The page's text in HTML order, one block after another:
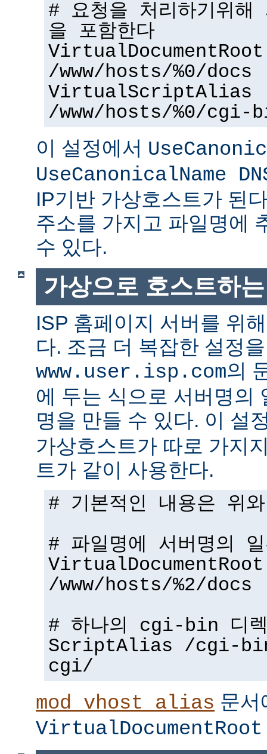
# 요청을 처리하기위해
을 포함한다
VirtualDocumentRoot
/www/hosts/%0/docs
VirtualScriptAlias
/www/hosts/%0/cgi-
이 설정에서
UseCanonicalName
IP기반 가상호스트가 된
주소를 가지고 파일명에
수 있다.
가상으로 호스트하
ISP 홈페이지 서버를 위
다. 조금 더 복잡한 설정
www.user.isp.com의
에 두는 식으로 서버명의
명을 만들 수 있다. 이 설
가상호스트가 따로 가지
트가 같이 사용한다.
# 기본적인 내용은 위
# 파일명에 서버명의
VirtualDocumentRoot
/www/hosts/%2/docs
# 하나의 cgi-bin 디렉
ScriptAlias /cgi-
cgi/
mod_vhost_alias 문서
VirtualDocumentRoot